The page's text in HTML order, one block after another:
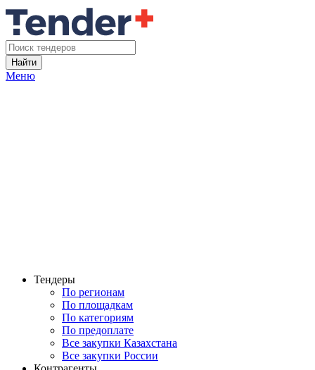
Найти
Меню
Тендеры
По регионам
По площадкам
По категориям
По предоплате
Все закупки Казахстана
Все закупки России